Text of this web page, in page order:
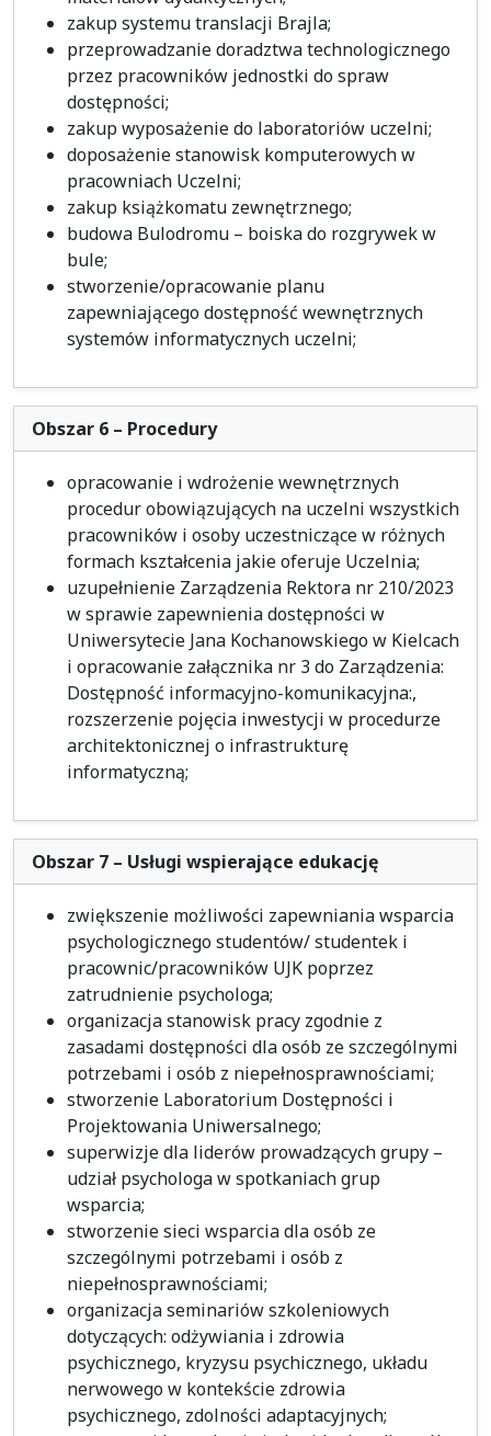
zakup systemu translacji Brajla;
przeprowadzanie doradztwa technologicznego
przez pracowników jednostki do spraw
dostępności;
zakup wyposażenie do laboratoriów uczelni;
doposażenie stanowisk komputerowych w
pracowniach Uczelni;
zakup książkomatu zewnętrznego;
budowa Bulodromu – boiska do rozgrywek w
bule;
stworzenie/opracowanie planu
zapewniającego dostępność wewnętrznych
systemów informatycznych uczelni;
Obszar 6 – Procedury
opracowanie i wdrożenie wewnętrznych
procedur obowiązujących na uczelni wszystkich
pracowników i osoby uczestniczące w różnych
formach kształcenia jakie oferuje Uczelnia;
uzupełnienie Zarządzenia Rektora nr 210/2023
w sprawie zapewnienia dostępności w
Uniwersytecie Jana Kochanowskiego w Kielcach
i opracowanie załącznika nr 3 do Zarządzenia:
Dostępność informacyjno-komunikacyjna:,
rozszerzenie pojęcia inwestycji w procedurze
architektonicznej o infrastrukturę
informatyczną;
Obszar 7 – Usługi wspierające edukację
zwiększenie możliwości zapewniania wsparcia
psychologicznego studentów/ studentek i
pracownic/pracowników UJK poprzez
zatrudnienie psychologa;
organizacja stanowisk pracy zgodnie z
zasadami dostępności dla osób ze szczególnymi
potrzebami i osób z niepełnosprawnościami;
stworzenie Laboratorium Dostępności i
Projektowania Uniwersalnego;
superwizje dla liderów prowadzących grupy –
udział psychologa w spotkaniach grup
wsparcia;
stworzenie sieci wsparcia dla osób ze
szczególnymi potrzebami i osób z
niepełnosprawnościami;
organizacja seminariów szkoleniowych
dotyczących: odżywiania i zdrowia
psychicznego, kryzysu psychicznego, układu
nerwowego w kontekście zdrowia
psychicznego, zdolności adaptacyjnych;